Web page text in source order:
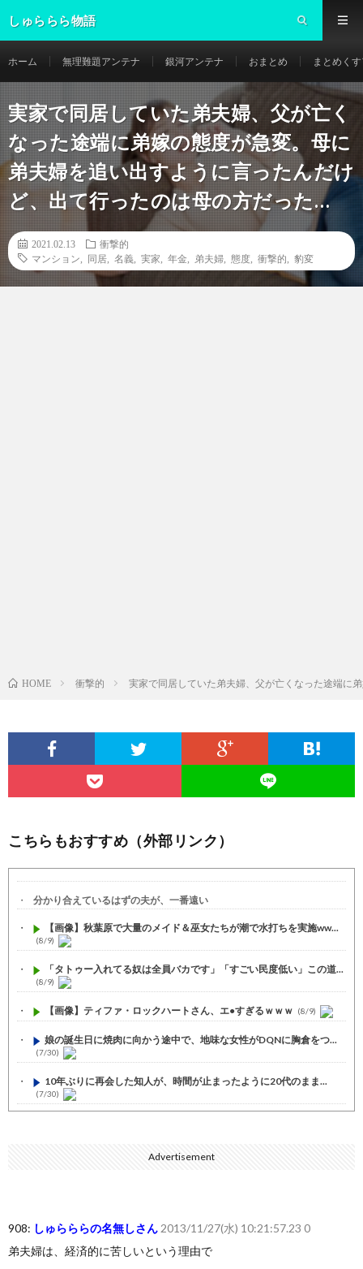
しゅららら物語
ホーム 無理難題アンテナ 銀河アンテナ おまとめ まとめく
実家で同居していた弟夫婦、父が亡く
なった途端に弟嫁の態度が急変。母に
弟夫婦を追い出すように言ったんだけ
ど、出て行ったのは母の方だった…
2021.02.13
衝撃的
マンション
同居 名義 実家 年金 弟夫婦 態度 衝撃的 豹変
HOME 衝撃的 実家で同居していた弟夫婦、父が亡くなった途端に
こちらもおすすめ（外部リンク）
分かり合えているはずの夫が、一番遠い
【画像】秋葉原で大量のメイド＆巫女たちが潮で水打ちを実施ww...
(8/9)
「タトゥー入れてる奴は全員バカです」「すごい民度低い」この道...
(8/9)
【画像】ティファ・ロックハートさん、エ●すぎるｗｗｗ (8/9)
娘の誕生日に焼肉に向かう途中で、地味な女性がDQNに胸倉をつ...
(7/30)
10年ぶりに再会した知人が、時間が止まったように20代のまま...
(7/30)
娘の誕生日に焼肉に向かう途中で、地味な女性がDQNに胸倉をつ...
いきなり円高 (7/30)
Advertisement
908: しゅらららの名無しさん 2013/11/27(水) 10:21:57.23 0
弟夫婦は、経済的に苦しいという理由で